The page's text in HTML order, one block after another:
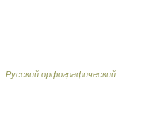
Русский орфографический